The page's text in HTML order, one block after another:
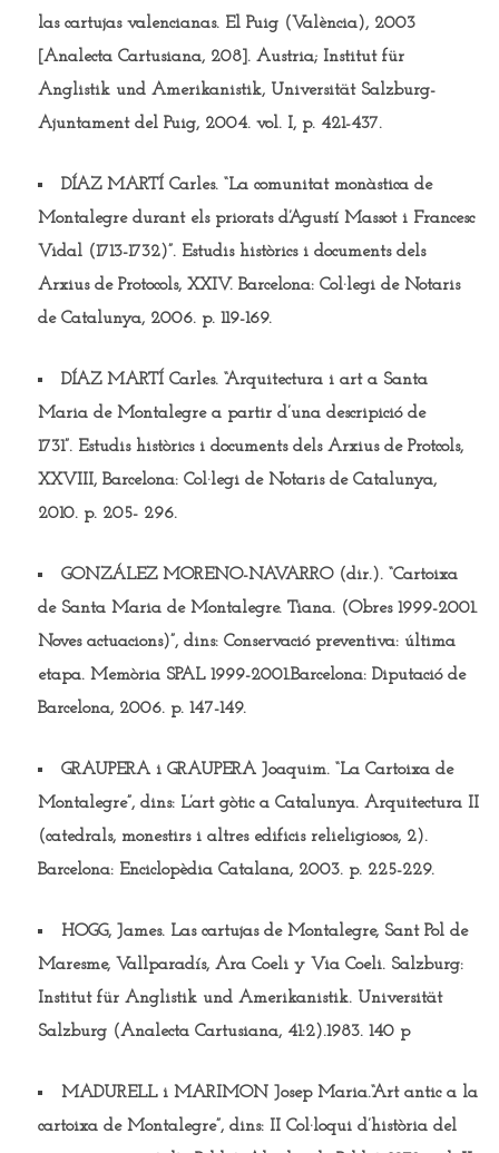
las cartujas valencianas. El Puig (València), 2003
[Analecta Cartusiana, 208]. Austria; Institut für
Anglistik und Amerikanistik, Universität Salzburg-
Ajuntament del Puig, 2004. vol. I, p. 421-437.
DÍAZ MARTÍ Carles.“La comunitat monàstica de
Montalegre durant els priorats d’Agustí Massot i Francesc
Vidal (1713-1732)”. Estudis històrics i documents dels
Arxius de Protocols, XXIV. Barcelona: Col·legi de Notaris
de Catalunya, 2006. p. 119-169.
DÍAZ MARTÍ Carles.“Arquitectura i art a Santa
Maria de Montalegre a partir d’una descripició de
1731”. Estudis històrics i documents dels Arxius de Protcols,
XXVIII, Barcelona: Col·legi de Notaris de Catalunya,
2010. p. 205- 296.
GONZÁLEZ MORENO-NAVARRO (dir.). “Cartoixa
de Santa Maria de Montalegre. Tiana. (Obres 1999-2001.
Noves actuacions)”, dins: Conservació preventiva: última
etapa. Memòria SPAL 1999-2001.Barcelona: Diputació de
Barcelona, 2006. p. 147-149.
GRAUPERA i GRAUPERA Joaquim.“La Cartoixa de
Montalegre”, dins: L’art gòtic a Catalunya. Arquitectura II
(catedrals, monestirs i altres edificis relieligiosos, 2).
Barcelona: Enciclopèdia Catalana, 2003. p. 225-229.
HOGG, James. Las cartujas de Montalegre, Sant Pol de
Maresme, Vallparadís, Ara Coeli y Via Coeli. Salzburg:
Institut für Anglistik und Amerikanistik. Universität
Salzburg (Analecta Cartusiana, 41:2).1983. 140 p
MADURELL i MARIMON Josep Maria.“Art antic a la
cartoixa de Montalegre”, dins: II Col·loqui d’història del